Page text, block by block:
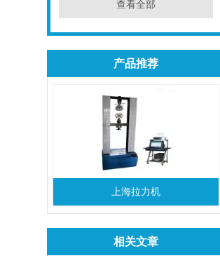
查看全部
产品推荐
上海拉力机
相关文章